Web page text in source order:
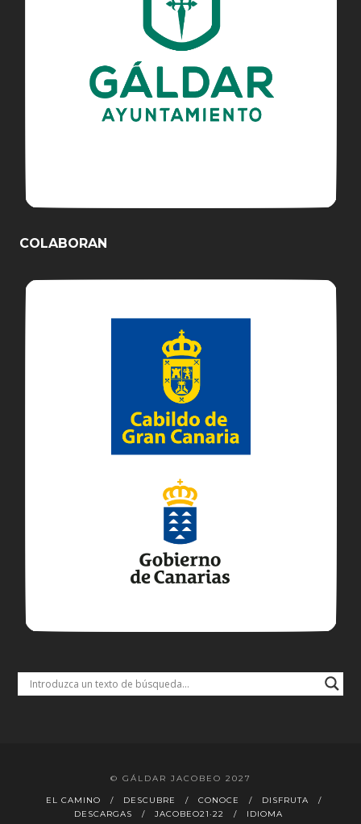
COLABORAN
© GÁLDAR JACOBEO 2027
EL CAMINO DESCUBRE CONOCE
DISFRUTA
DESCARGAS
JACOBEO21·22 IDIOMA